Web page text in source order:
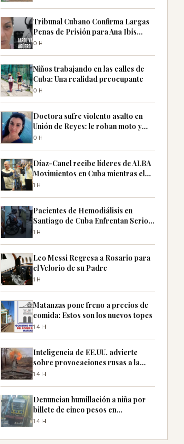
Tribunal Cubano Confirma Largas
Penas de Prisión para Ana Ibis
Tristá y Jarol Varona
0H
Niños trabajando en las calles de
Cuba: Una realidad preocupante
0H
Doctora sufre violento asalto en
Unión de Reyes: le roban moto y
joyas
0H
Díaz-Canel recibe líderes de ALBA
Movimientos en Cuba mientras el
país sufre apagones
1H
Pacientes de Hemodiálisis en
Santiago de Cuba Enfrentan Serios
Problemas
1H
Leo Messi Regresa a Rosario para
el Velorio de su Padre
1H
Matanzas pone freno a precios de
comida: Estos son los nuevos topes
14H
Inteligencia de EE.UU. advierte
sobre provocaciones rusas a la
OTAN
14H
Denuncian humillación a niña por
billete de cinco pesos en
Cienfuegos
14H